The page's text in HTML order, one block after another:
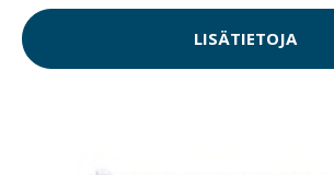
LISÄTIETOJA